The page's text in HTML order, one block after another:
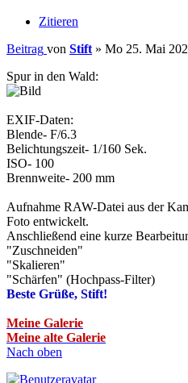
Zitieren
Beitrag von Stift » Mo 25. Mai
Spur in den Wald:
EXIF-Daten:
Blende- F/6.3
Belichtungszeit- 1/160 Sek.
ISO- 100
Brennweite- 200 mm
Aufnahme RAW-Datei aus der
Foto entwickelt.
Anschließend eine kurze
"Zuschneiden"
"Skalieren"
"Schärfen" (Hochpass-Filter)
Beste Grüße, Stift!
Meine Galerie
Meine alte Galerie
Nach oben